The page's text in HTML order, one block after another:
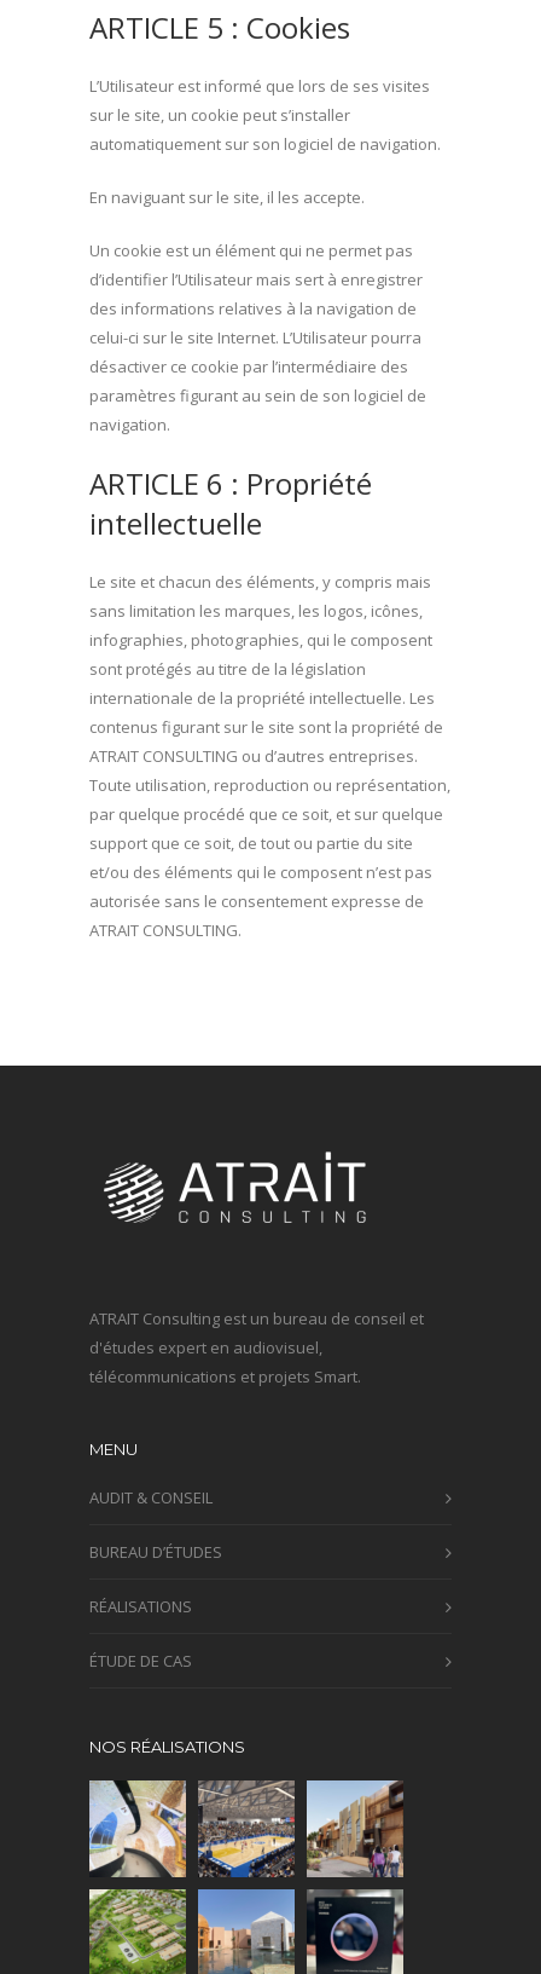
ARTICLE 5 : Cookies
L’Utilisateur est informé que lors de ses visites
sur le site, un cookie peut s’installer
automatiquement sur son logiciel de navigation.
En naviguant sur le site, il les accepte.
Un cookie est un élément qui ne permet pas
d’identifier l’Utilisateur mais sert à enregistrer
des informations relatives à la navigation de
celui-ci sur le site Internet. L’Utilisateur pourra
désactiver ce cookie par l’intermédiaire des
paramètres figurant au sein de son logiciel de
navigation.
ARTICLE 6 : Propriété
intellectuelle
Le site et chacun des éléments, y compris mais
sans limitation les marques, les logos, icônes,
infographies, photographies, qui le composent
sont protégés au titre de la législation
internationale de la propriété intellectuelle. Les
contenus figurant sur le site sont la propriété de
ATRAIT CONSULTING ou d’autres entreprises.
Toute utilisation, reproduction ou représentation,
par quelque procédé que ce soit, et sur quelque
support que ce soit, de tout ou partie du site
et/ou des éléments qui le composent n’est pas
autorisée sans le consentement expresse de
ATRAIT CONSULTING.
ATRAIT Consulting est un bureau de conseil et
d'études expert en audiovisuel,
télécommunications et projets Smart.
MENU
AUDIT & CONSEIL
BUREAU D’ÉTUDES
RÉALISATIONS
ÉTUDE DE CAS
NOS RÉALISATIONS